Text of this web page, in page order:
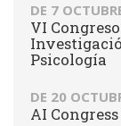
DE 7
VI
Psicología
DE 20
AI